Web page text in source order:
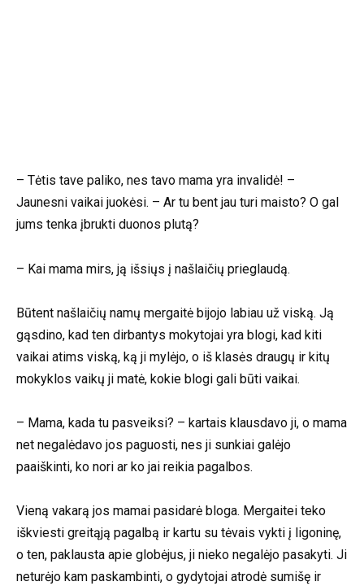
– Tėtis tave paliko, nes tavo mama yra invalidė! –
Jaunesni vaikai juokėsi. – Ar tu bent jau turi maisto? O gal
jums tenka įbrukti duonos plutą?
– Kai mama mirs, ją išsiųs į našlaičių prieglaudą.
Būtent našlaičių namų mergaitė bijojo labiau už viską. Ją
gąsdino, kad ten dirbantys mokytojai yra blogi, kad kiti
vaikai atims viską, ką ji mylėjo, o iš klasės draugų ir kitų
mokyklos vaikų ji matė, kokie blogi gali būti vaikai.
– Mama, kada tu pasveiksi? – kartais klausdavo ji, o mama
net negalėdavo jos paguosti, nes ji sunkiai galėjo
paaiškinti, ko nori ar ko jai reikia pagalbos.
Vieną vakarą jos mamai pasidarė bloga. Mergaitei teko
iškviesti greitąją pagalbą ir kartu su tėvais vykti į ligoninę,
o ten, paklausta apie globėjus, ji nieko negalėjo pasakyti. Ji
neturėjo kam paskambinti, o gydytojai atrodė sumišę ir